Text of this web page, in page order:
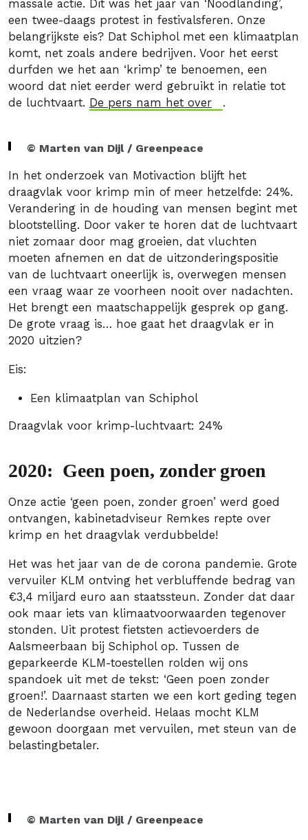
massale actie. Dit was het jaar van ‘Noodlanding’,
een twee-daags protest in festivalsferen. Onze
belangrijkste eis? Dat Schiphol met een klimaatplan
komt, net zoals andere bedrijven. Voor het eerst
durfden we het aan ‘krimp’ te benoemen, een
woord dat niet eerder werd gebruikt in relatie tot
de luchtvaart. De pers nam het over .
© Marten van Dijl / Greenpeace
In het onderzoek van Motivaction blijft het
draagvlak voor krimp min of meer hetzelfde: 24%.
Verandering in de houding van mensen begint met
blootstelling. Door vaker te horen dat de luchtvaart
niet zomaar door mag groeien, dat vluchten
moeten afnemen en dat de uitzonderingspositie
van de luchtvaart oneerlijk is, overwegen mensen
een vraag waar ze voorheen nooit over nadachten.
Het brengt een maatschappelijk gesprek op gang.
De grote vraag is… hoe gaat het draagvlak er in
2020 uitzien?
Eis:
Een klimaatplan van Schiphol
Draagvlak voor krimp-luchtvaart: 24%
2020: Geen poen, zonder groen
Onze actie ‘geen poen, zonder groen’ werd goed
ontvangen, kabinetadviseur Remkes repte over
krimp en het draagvlak verdubbelde!
Het was het jaar van de de corona pandemie. Grote
vervuiler KLM ontving het verbluffende bedrag van
€3,4 miljard euro aan staatssteun. Zonder dat daar
ook maar iets van klimaatvoorwaarden tegenover
stonden. Uit protest fietsten actievoerders de
Aalsmeerbaan bij Schiphol op. Tussen de
geparkeerde KLM-toestellen rolden wij ons
spandoek uit met de tekst: ‘Geen poen zonder
groen!’. Daarnaast starten we een kort geding tegen
de Nederlandse overheid. Helaas mocht KLM
gewoon doorgaan met vervuilen, met steun van de
belastingbetaler.
© Marten van Dijl / Greenpeace